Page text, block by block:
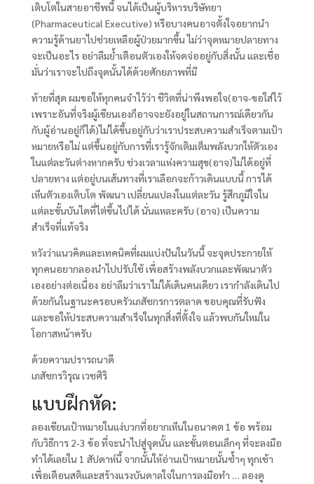
เติบโตในสายอาชีพนี้ จนได้เป็นผู้บริหารบริษัทยา
(Pharmaceutical Executive) หรือบางคนอาจตั้งใจอยากนำ
ความรู้ด้านยาไปช่วยเหลือผู้ป่วยมากขึ้น ไม่ว่าจุดหมายปลายทาง
จะเป็นอะไร อย่าลืมย้ำเตือนตัวเองให้จดจ่ออยู่กับสิ่งนั้น และเชื่อ
มั่นว่าเราจะไปถึงจุดนั้นได้ด้วยศักยภาพที่มี
ท้ายที่สุด ผมขอให้ทุกคนจำไว้ว่า ชีวิตที่น่าพึงพอใจ(อาจ-ขอใส่ไว้
เพราะอันที่จริงผู้เขียนเองก็อาจจะยังอยู่ในสถานการณ์เดียวกัน
กับผู้อ่านอยู่ก็ได้)ไม่ได้ขึ้นอยู่กับว่าเราประสบความสำเร็จตามเป้า
หมายหรือไม่ แต่ขึ้นอยู่กับการที่เรารู้จักเติมเต็มพลังบวกให้ตัวเอง
ในแต่ละวันต่างหากครับ ช่วงเวลาแห่งความสุข(อาจ)ไม่ได้อยู่ที่
ปลายทาง แต่อยู่บนเส้นทางที่เราเลือกจะก้าวเดินแบบนี้ การได้
เห็นตัวเองเติบโต พัฒนา เปลี่ยนแปลงในแต่ละวัน รู้สึกภูมิใจใน
แต่ละขั้นบันไดที่ไต่ขึ้นไปได้ นั่นแหละครับ (อาจ) เป็นความ
สำเร็จที่แท้จริง
หวังว่าแนวคิดและเทคนิคที่ผมแบ่งปันในวันนี้ จะจุดประกายให้
ทุกคนอยากลองนำไปปรับใช้ เพื่อสร้างพลังบวกและพัฒนาตัว
เองอย่างต่อเนื่อง อย่าลืมว่าเราไม่ได้เดินคนเดียว เรากำลังเดินไป
ด้วยกันในฐานะครอบครัวเภสัชกรการตลาด ขอบคุณที่รับฟัง
และขอให้ประสบความสำเร็จในทุกสิ่งที่ตั้งใจ แล้วพบกันใหม่ใน
โอกาสหน้าครับ
ด้วยความปรารถนาดี
เภสัชกรวิรุณ เวชศิริ
แบบฝึกหัด:
ลองเขียนเป้าหมายในแง่บวกที่อยากเห็นในอนาคต 1 ข้อ พร้อม
กับวิธีการ 2-3 ข้อ ที่จะนำไปสู่จุดนั้น และขั้นตอนเล็กๆ ที่จะลงมือ
ทำได้เลยใน 1 สัปดาห์นี้ จากนั้นให้อ่านเป้าหมายนั้นซ้ำๆ ทุกเช้า
เพื่อเตือนสติและสร้างแรงบันดาลใจในการลงมือทำ … ลองดู